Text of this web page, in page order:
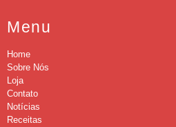
Menu
Home
Sobre Nós
Loja
Contato
Notícias
Receitas